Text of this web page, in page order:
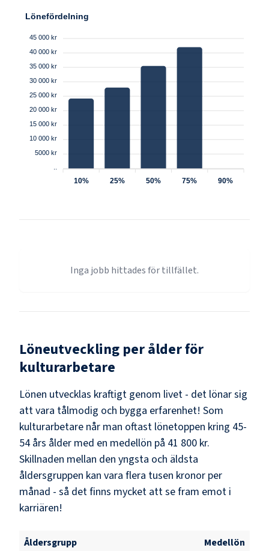
Lönefördelning
45 000 kr
40 000 kr
35 000 kr
30 000 kr
25 000 kr
20 000 kr
15 000 kr
10 000 kr
5000 kr
10% 25% 50% 75% 90%
Inga jobb hittades för tillfället.
Löneutveckling per ålder för
kulturarbetare
Lönen utvecklas kraftigt genom livet - det lönar sig
att vara tålmodig och bygga erfarenhet! Som
kulturarbetare når man oftast lönetoppen kring 45-
54 års ålder med en medellön på 41 800 kr.
Skillnaden mellan den yngsta och äldsta
åldersgruppen kan vara flera tusen kronor per
månad - så det finns mycket att se fram emot i
karriären!
Åldersgrupp
Medellön